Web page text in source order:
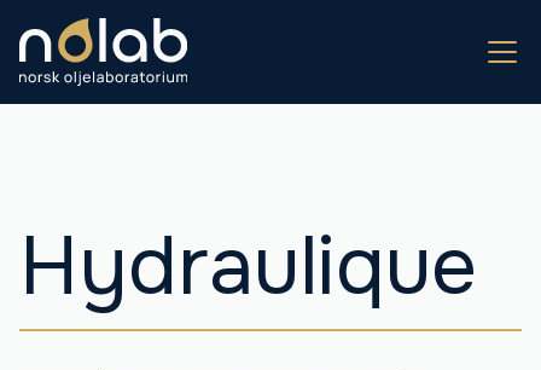
Hydraulique